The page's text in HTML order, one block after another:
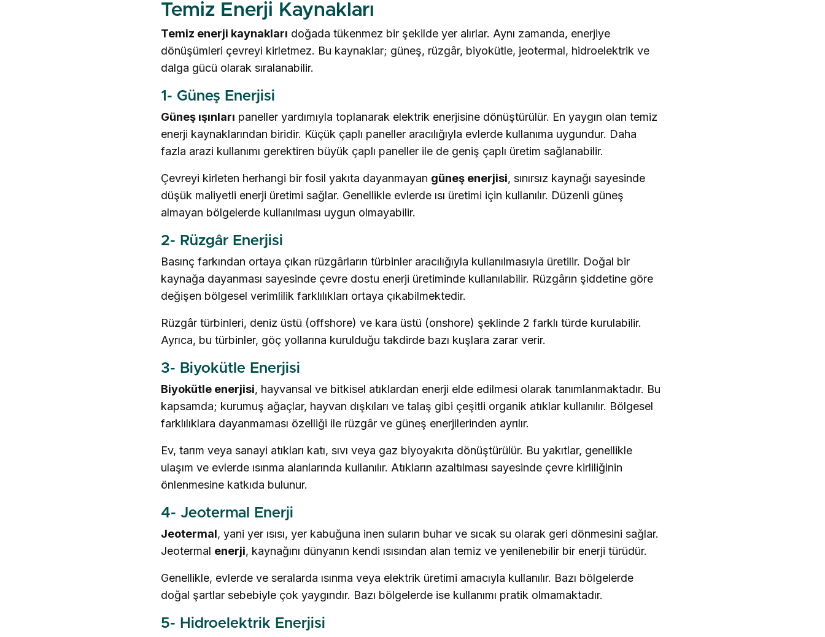
Temiz Enerji Kaynakları
Temiz enerji kaynakları doğada tükenmez bir şekilde yer alırlar. Aynı zamanda, enerjiye
dönüşümleri çevreyi kirletmez. Bu kaynaklar; güneş, rüzgâr, biyokütle, jeotermal, hidroelektrik ve
dalga gücü olarak sıralanabilir.
1- Güneş Enerjisi
Güneş ışınları paneller yardımıyla toplanarak elektrik enerjisine dönüştürülür. En yaygın olan temiz
enerji kaynaklarından biridir. Küçük çaplı paneller aracılığıyla evlerde kullanıma uygundur. Daha
fazla arazi kullanımı gerektiren büyük çaplı paneller ile de geniş çaplı üretim sağlanabilir.
Çevreyi kirleten herhangi bir fosil yakıta dayanmayan güneş enerjisi, sınırsız kaynağı sayesinde
düşük maliyetli enerji üretimi sağlar. Genellikle evlerde ısı üretimi için kullanılır. Düzenli güneş
almayan bölgelerde kullanılması uygun olmayabilir.
2- Rüzgâr Enerjisi
Basınç farkından ortaya çıkan rüzgârların türbinler aracılığıyla kullanılmasıyla üretilir. Doğal bir
kaynağa dayanması sayesinde çevre dostu enerji üretiminde kullanılabilir. Rüzgârın şiddetine göre
değişen bölgesel verimlilik farklılıkları ortaya çıkabilmektedir.
Rüzgâr türbinleri, deniz üstü (offshore) ve kara üstü (onshore) şeklinde 2 farklı türde kurulabilir.
Ayrıca, bu türbinler, göç yollarına kurulduğu takdirde bazı kuşlara zarar verir.
3- Biyokütle Enerjisi
Biyokütle enerjisi, hayvansal ve bitkisel atıklardan enerji elde edilmesi olarak tanımlanmaktadır. Bu
kapsamda; kurumuş ağaçlar, hayvan dışkıları ve talaş gibi çeşitli organik atıklar kullanılır. Bölgesel
farklılıklara dayanmaması özelliği ile rüzgâr ve güneş enerjilerinden ayrılır.
Ev, tarım veya sanayi atıkları katı, sıvı veya gaz biyoyakıta dönüştürülür. Bu yakıtlar, genellikle
ulaşım ve evlerde ısınma alanlarında kullanılır. Atıkların azaltılması sayesinde çevre kirliliğinin
önlenmesine katkıda bulunur.
4- Jeotermal Enerji
Jeotermal, yani yer ısısı, yer kabuğuna inen suların buhar ve sıcak su olarak geri dönmesini sağlar.
Jeotermal enerji, kaynağını dünyanın kendi ısısından alan temiz ve yenilenebilir bir enerji türüdür.
Genellikle, evlerde ve seralarda ısınma veya elektrik üretimi amacıyla kullanılır. Bazı bölgelerde
doğal şartlar sebebiyle çok yaygındır. Bazı bölgelerde ise kullanımı pratik olmamaktadır.
5- Hidroelektrik Enerjisi